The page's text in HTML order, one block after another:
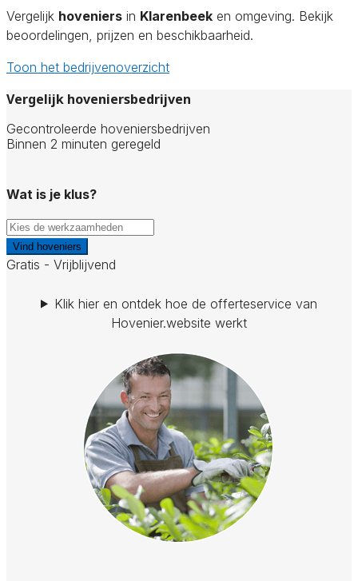
Vergelijk hoveniers in Klarenbeek en omgeving. Bekijk
beoordelingen, prijzen en beschikbaarheid.
Toon het bedrijvenoverzicht
Vergelijk hoveniersbedrijven
Gecontroleerde hoveniersbedrijven
Binnen 2 minuten geregeld
Wat is je klus?
Vind hoveniers
Gratis - Vrijblijvend
Klik hier en ontdek hoe de offerteservice van
Hovenier.website werkt